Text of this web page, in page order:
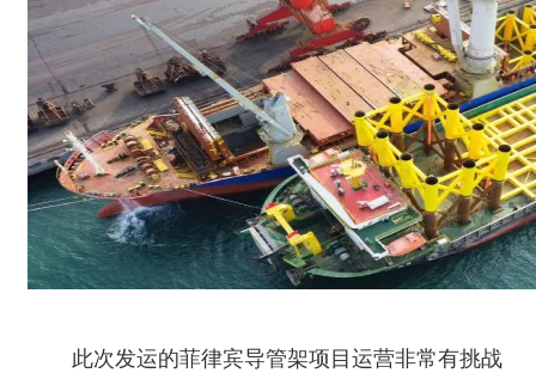
此次发运的菲律宾导管架项目运营非常有挑战